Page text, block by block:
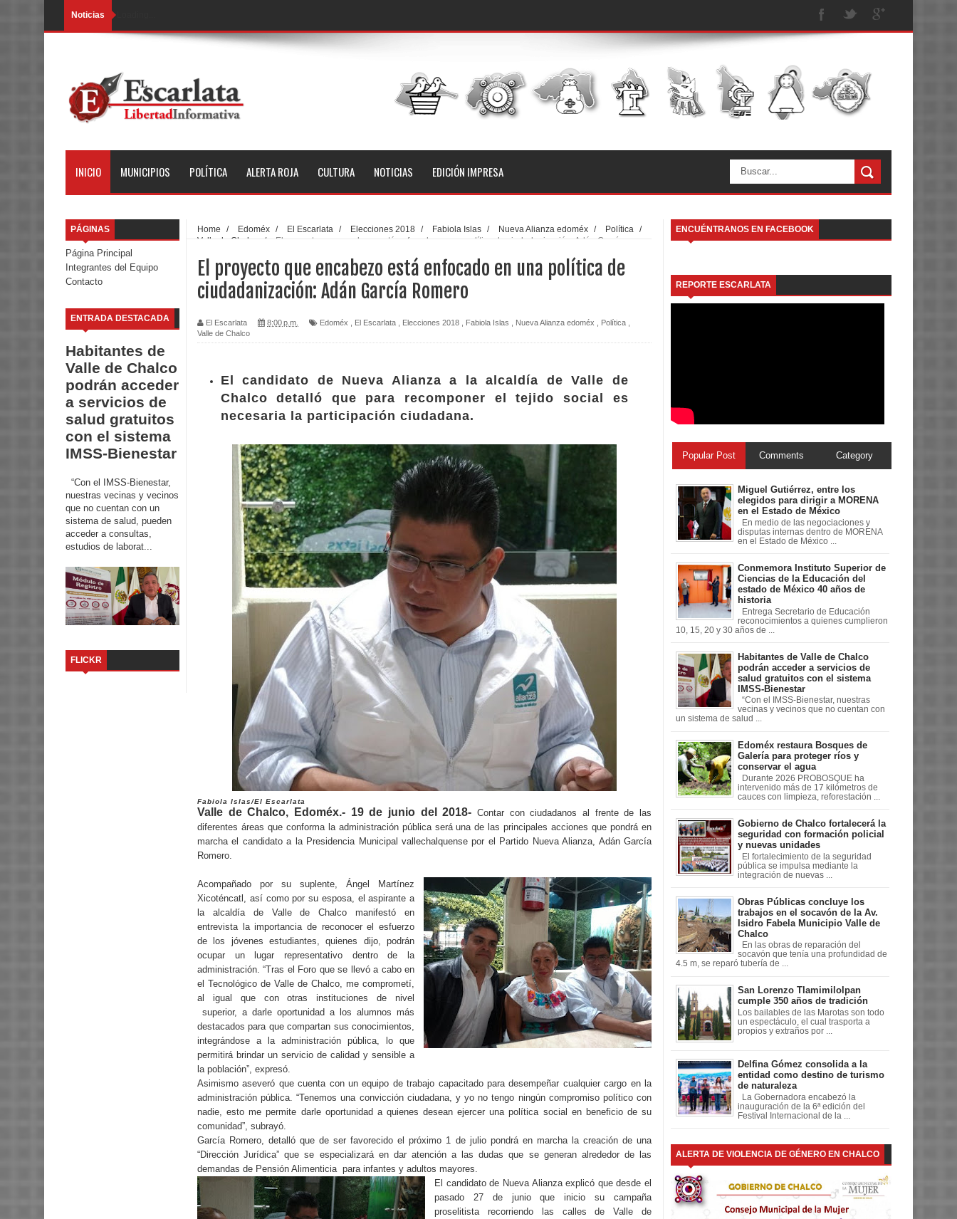
Noticias
INICIO MUNICIPIOS POLÍTICA ALERTA ROJA CULTURA NOTICIAS EDICIÓN IMPRESA
PÁGINAS
Página Principal
Integrantes del Equipo
Contacto
ENTRADA DESTACADA
Habitantes de
Valle de Chalco
podrán acceder
a servicios de
salud gratuitos
con el sistema
IMSS-Bienestar
“Con el IMSS-Bienestar,
nuestras vecinas y vecinos
que no cuentan con un
sistema de salud, pueden
acceder a consultas,
estudios de laborat...
FLICKR
Home / Edoméx / El Escarlata / Elecciones 2018 / Fabiola Islas / Nueva Alianza edoméx / Política
/
Valle de Chalco
/
El proyecto que encabezo está enfocado en una política de ciudadanización: Adán García
El proyecto que encabezo está enfocado en una política de
ciudadanización: Adán García Romero
El Escarlata 8:00 p.m. Edoméx El Escarlata Elecciones 2018 Fabiola Islas Nueva Alianza edoméx Política
Valle de Chalco
El candidato de Nueva Alianza a la alcaldía de Valle de
Chalco detalló que para recomponer el tejido social es
necesaria la participación ciudadana.
Fabiola Islas/El Escarlata
Valle de Chalco, Edoméx.- 19 de junio del 2018- Contar con ciudadanos al frente de las
diferentes áreas que conforma la administración pública será una de las principales acciones que pondrá en
marcha el candidato a la Presidencia Municipal vallechalquense por el Partido Nueva Alianza, Adán García
Romero.
Acompañado por su suplente, Ángel Martínez
Xicoténcatl, así como por su esposa, el aspirante a
la alcaldía de Valle de Chalco manifestó en
entrevista la importancia de reconocer el esfuerzo
de los jóvenes estudiantes, quienes dijo, podrán
ocupar un lugar representativo dentro de la
administración. “Tras el Foro que se llevó a cabo en
el Tecnológico de Valle de Chalco, me comprometí,
al igual que con otras instituciones de nivel
superior, a darle oportunidad a los alumnos más
destacados para que compartan sus conocimientos,
integrándose a la administración pública, lo que
permitirá brindar un servicio de calidad y sensible a
la población”, expresó.
Asimismo aseveró que cuenta con un equipo de trabajo capacitado para desempeñar cualquier cargo en la
administración pública. “Tenemos una convicción ciudadana, y yo no tengo ningún compromiso político con
nadie, esto me permite darle oportunidad a quienes desean ejercer una política social en beneficio de su
comunidad”, subrayó.
García Romero, detalló que de ser favorecido el próximo 1 de julio pondrá en marcha la creación de una
“Dirección Jurídica” que se especializará en dar atención a las dudas que se generan alrededor de las
demandas de Pensión Alimenticia para infantes y adultos mayores.
El candidato de Nueva Alianza explicó que desde el
pasado 27 de junio que inicio su campaña
proselitista recorriendo las calles de Valle de
ENCUÉNTRANOS EN FACEBOOK
REPORTE ESCARLATA
Popular Post Comments Category
Miguel Gutiérrez, entre los
elegidos para dirigir a MORENA
en el Estado de México
En medio de las negociaciones y
disputas internas dentro de MORENA
en el Estado de México ...
Conmemora Instituto Superior de
Ciencias de la Educación del
estado de México 40 años de
historia
Entrega Secretario de Educación
reconocimientos a quienes cumplieron
10, 15, 20 y 30 años de ...
Habitantes de Valle de Chalco
podrán acceder a servicios de
salud gratuitos con el sistema
IMSS-Bienestar
“Con el IMSS-Bienestar, nuestras
vecinas y vecinos que no cuentan con
un sistema de salud ...
Edoméx restaura Bosques de
Galería para proteger ríos y
conservar el agua
Durante 2026 PROBOSQUE ha
intervenido más de 17 kilómetros de
cauces con limpieza, reforestación ...
Gobierno de Chalco fortalecerá la
seguridad con formación policial
y nuevas unidades
El fortalecimiento de la seguridad
pública se impulsa mediante la
integración de nuevas ...
Obras Públicas concluye los
trabajos en el socavón de la Av.
Isidro Fabela Municipio Valle de
Chalco
En las obras de reparación del
socavón que tenía una profundidad de
4.5 m, se reparó tubería de ...
San Lorenzo Tlamimilolpan
cumple 350 años de tradición
Los bailables de las Marotas son todo
un espectáculo, el cual trasporta a
propios y extraños por ...
Delfina Gómez consolida a la
entidad como destino de turismo
de naturaleza
La Gobernadora encabezó la
inauguración de la 6ª edición del
Festival Internacional de la ...
ALERTA DE VIOLENCIA DE GÉNERO EN CHALCO